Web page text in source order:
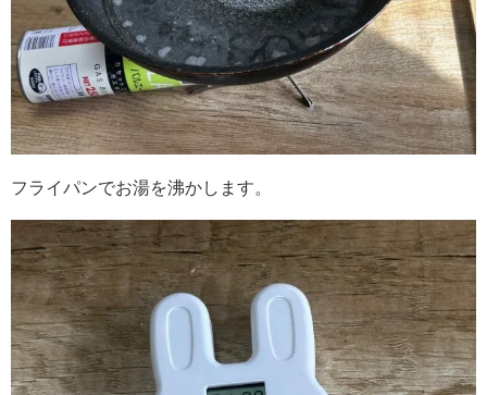
フライパンでお湯を沸かします。